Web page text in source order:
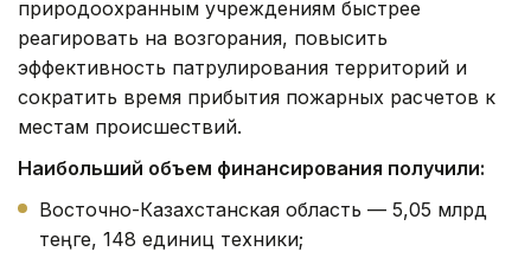
природоохранным учреждениям быстрее
реагировать на возгорания, повысить
эффективность патрулирования территорий и
сократить время прибытия пожарных расчетов к
местам происшествий.
Наибольший объем финансирования получили:
Восточно-Казахстанская область — 5,05 млрд
теңге, 148 единиц техники;